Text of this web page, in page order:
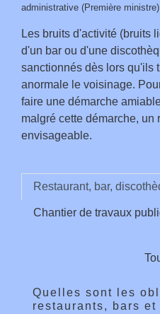
administrative (Première ministre)
Les bruits d'activité (bruits
d'un bar ou d'une
sanctionnés dès lors qu'ils
anormale le voisinage.
faire une démarche
malgré cette démarche, un
envisageable.
Restaurant, bar,
Chantier de travaux
Quelles sont les
restaurants, bars